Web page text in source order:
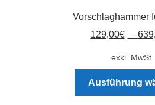
Vorschlaghammer
129,00€ –
exkl. MwSt.
Ausführung